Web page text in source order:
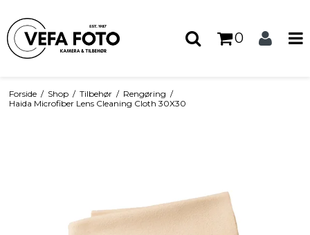
0
Forside / Shop / Tilbehør / Rengøring /
Haida Microfiber Lens Cleaning Cloth 30X30